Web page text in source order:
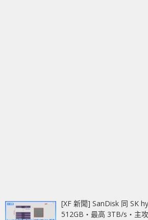
[XF 新聞] SanDisk 同 SK
512GB‧最高 3TB/s‧主